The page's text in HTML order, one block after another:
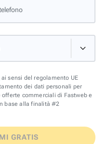
ai sensi del regolamento UE
dei dati personali per
commerciali di Fastweb e
base alla finalità #2
GRATIS